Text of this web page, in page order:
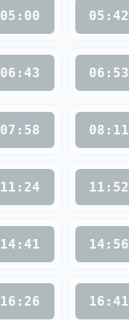
05:00 05:42
06:43 06:53
07:58 08:11
11:24 11:52
14:41 14:56
16:26 16:41